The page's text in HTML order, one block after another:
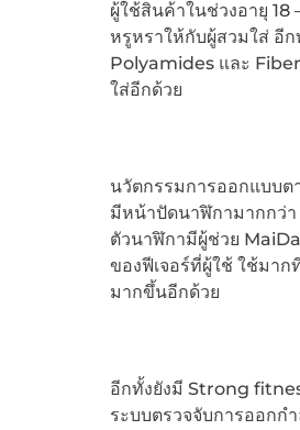
ผู้ใช้สินค้าในช่วงอายุ
หรูหราให้กับผู้สวมใส่ อี
Polyamides และ
ใส่อีกด้วย
นวัตกรรมการออกแบบต
มีหน้าปัดนาฬิกามากกว่
ตัวนาฬิกามีผู้ช่วย
ของฟีเจอร์ที่ผู้ใช้ ใช้มาก
มากขึ้นอีกด้วย
อีกทั้งยังมี Strong
ระบบตรวจจับการออกก